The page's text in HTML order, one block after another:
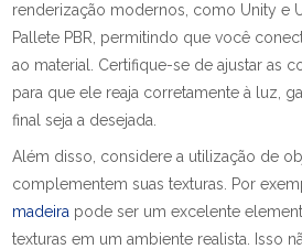
renderização modernos, como Unity e
Pallete PBR, permitindo que você
ao material. Certifique-se de ajustar as
para que ele reaja corretamente à luz,
final seja a desejada.
Além disso, considere a utilização de
complementem suas texturas. Por
madeira pode ser um excelente
texturas em um ambiente realista. Isso